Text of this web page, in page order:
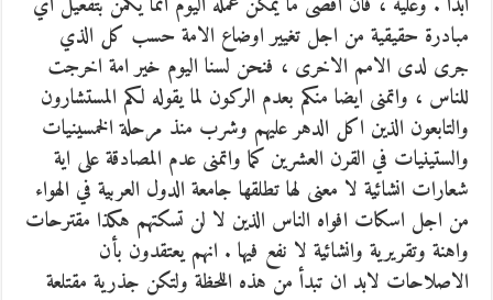
مبادرة حقيقية من اجل تغيير اوضاع الامة حسب كل الذي
جرى لدى الامم الاخرى ، فنحن لسنا اليوم خير امة اخرجت
للناس ، واتمنى ايضا منكم بعدم الركون لما يقوله لكم المستشارون
والتابعون الذين اكل الدهر عليهم وشرب منذ مرحلة الخمسينيات
والستينيات في القرن العشرين كما واتمنى عدم المصادقة على اية
شعارات انشائية لا معنى لها تطلقها جامعة الدول العربية في الهواء
من اجل اسكات افواه الناس الذين لا لن تسكتهم هكذا مقترحات
واهنة وتقريرية وانشائية لا نفع فيها . انهم يعتقدون بأن
الاصلاحات لابد ان تبدأ من هذه اللحظة ولتكن جذرية مقتلعة